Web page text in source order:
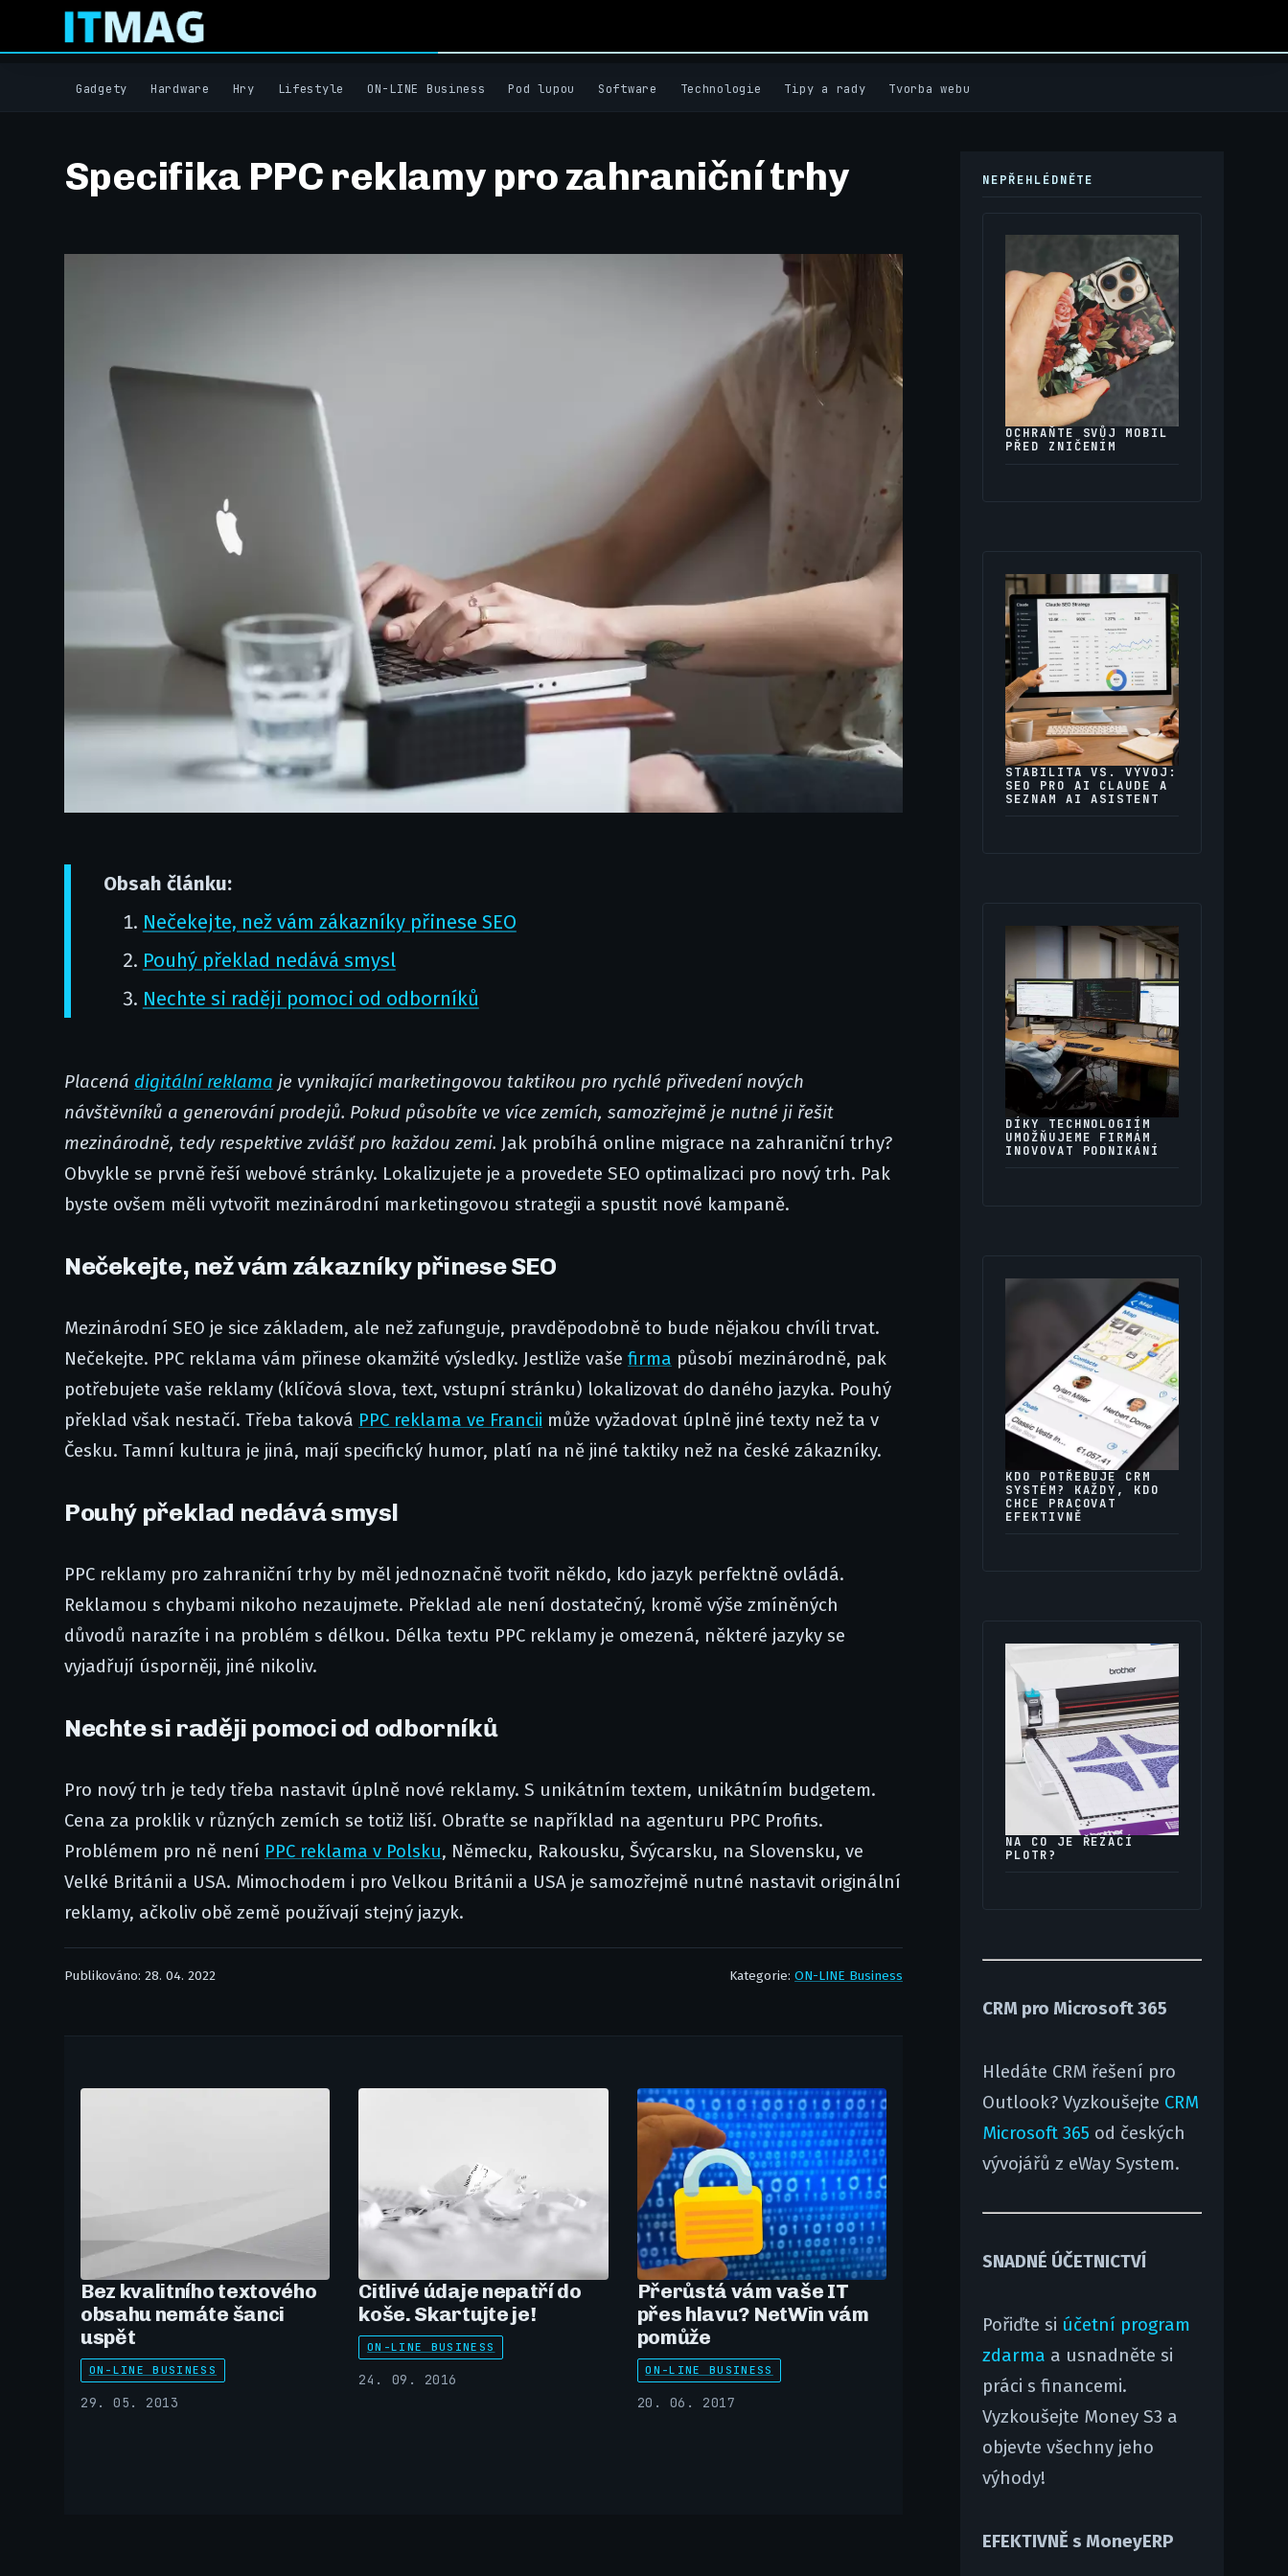
Gadgety Hardware Hry Lifestyle ON-LINE Business Pod lupou Software Technologie Tipy a rady Tvorba webu
Specifika PPC reklamy pro zahraniční trhy
Obsah článku:
Nečekejte, než vám zákazníky přinese SEO
Pouhý překlad nedává smysl
Nechte si raději pomoci od odborníků
Placená digitální reklama je vynikající marketingovou taktikou pro rychlé přivedení nových
návštěvníků a generování prodejů. Pokud působíte ve více zemích, samozřejmě je nutné ji řešit
mezinárodně, tedy respektive zvlášť pro každou zemi. Jak probíhá online migrace na zahraniční trhy?
Obvykle se prvně řeší webové stránky. Lokalizujete je a provedete SEO optimalizaci pro nový trh. Pak
byste ovšem měli vytvořit mezinárodní marketingovou strategii a spustit nové kampaně.
Nečekejte, než vám zákazníky přinese SEO
Mezinárodní SEO je sice základem, ale než zafunguje, pravděpodobně to bude nějakou chvíli trvat.
Nečekejte. PPC reklama vám přinese okamžité výsledky. Jestliže vaše firma působí mezinárodně, pak
potřebujete vaše reklamy (klíčová slova, text, vstupní stránku) lokalizovat do daného jazyka. Pouhý
překlad však nestačí. Třeba taková PPC reklama ve Francii může vyžadovat úplně jiné texty než ta v
Česku. Tamní kultura je jiná, mají specifický humor, platí na ně jiné taktiky než na české zákazníky.
Pouhý překlad nedává smysl
PPC reklamy pro zahraniční trhy by měl jednoznačně tvořit někdo, kdo jazyk perfektně ovládá.
Reklamou s chybami nikoho nezaujmete. Překlad ale není dostatečný, kromě výše zmíněných
důvodů narazíte i na problém s délkou. Délka textu PPC reklamy je omezená, některé jazyky se
vyjadřují úsporněji, jiné nikoliv.
Nechte si raději pomoci od odborníků
Pro nový trh je tedy třeba nastavit úplně nové reklamy. S unikátním textem, unikátním budgetem.
Cena za proklik v různých zemích se totiž liší. Obraťte se například na agenturu PPC Profits.
Problémem pro ně není PPC reklama v Polsku, Německu, Rakousku, Švýcarsku, na Slovensku, ve
Velké Británii a USA. Mimochodem i pro Velkou Británii a USA je samozřejmě nutné nastavit originální
reklamy, ačkoliv obě země používají stejný jazyk.
Publikováno: 28. 04. 2022 Kategorie: ON-LINE Business
Bez kvalitního textového
obsahu nemáte šanci
uspět
ON-LINE BUSINESS
29. 05. 2013
Citlivé údaje nepatří do
koše. Skartujte je!
ON-LINE BUSINESS
24. 09. 2016
Přerůstá vám vaše IT
přes hlavu? NetWin vám
pomůže
ON-LINE BUSINESS
20. 06. 2017
NEPŘEHLÉDNĚTE
OCHRAŇTE SVŮJ MOBIL
PŘED ZNIČENÍM
STABILITA VS. VÝVOJ:
SEO PRO AI CLAUDE A
SEZNAM AI ASISTENT
DÍKY TECHNOLOGIÍM
UMOŽŇUJEME FIRMÁM
INOVOVAT PODNIKÁNÍ
KDO POTŘEBUJE CRM
SYSTÉM? KAŽDÝ, KDO
CHCE PRACOVAT
EFEKTIVNĚ
NA CO JE ŘEZACÍ
PLOTR?
CRM pro Microsoft 365
Hledáte CRM řešení pro
Outlook? Vyzkoušejte CRM
Microsoft 365 od českých
vývojářů z eWay System.
SNADNÉ ÚČETNICTVÍ
Pořiďte si účetní program
zdarma a usnadněte si
práci s financemi.
Vyzkoušejte Money S3 a
objevte všechny jeho
výhody!
EFEKTIVNĚ s MoneyERP